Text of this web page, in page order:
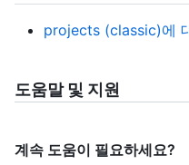
projects (classic)에
도움말 및 지원
계속 도움이 필요하세요?